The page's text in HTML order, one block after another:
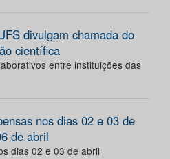
divulgam chamada do
científica
entre instituições das
nos dias 02 e 03 de
de abril
dias 02 e 03 de abril